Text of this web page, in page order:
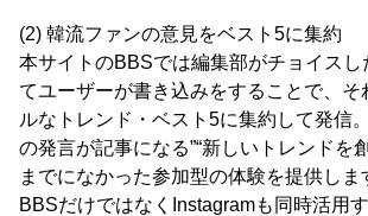
(2) 韓流ファンの意見をベスト5に集約
本サイトのBBSでは編集部がチョイスし
てユーザーが書き込みをすることで、そ
ルなトレンド・ベスト5に集約して発信
の発言が記事になる”“新しいトレンドを
までになかった参加型の体験を提供しま
BBSだけではなくInstagramも同時活用